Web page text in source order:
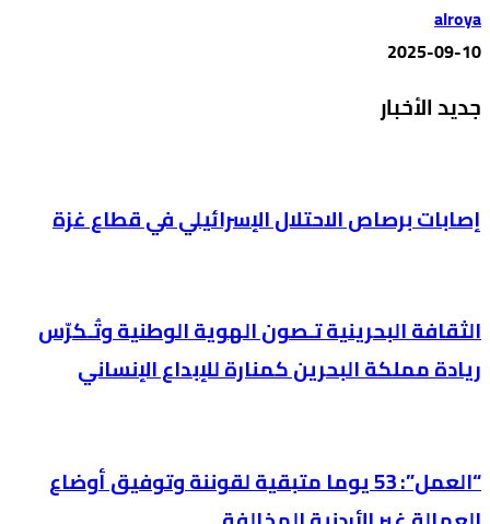
alroya
2025-09-10
جديد الأخبار
إصابات برصاص الاحتلال الإسرائيلي في قطاع غزة
الثقافة البحرينية تـصون الهوية الوطنية وتُـكرّس
ريادة مملكة البحرين كمنارة للإبداع الإنساني
“العمل”: 53 يوما متبقية لقوننة وتوفيق أوضاع